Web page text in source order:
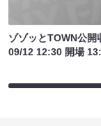
ゾゾッとTOWN公
09/12 12:30 開場